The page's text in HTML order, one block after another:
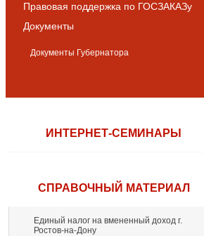
Правовая поддержка по ГОСЗАКАЗу
Документы
Документы Губернатора
ИНТЕРНЕТ-СЕМИНАРЫ
СПРАВОЧНЫЙ МАТЕРИАЛ
Единый налог на вмененный доход г.
Ростов-на-Дону